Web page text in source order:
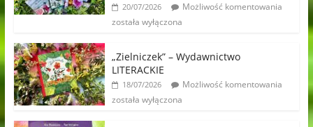
20/07/2026
Możliwość komentowania
została wyłączona
„Zielniczek” – Wydawnictwo
LITERACKIE
18/07/2026
Możliwość komentowania
została wyłączona